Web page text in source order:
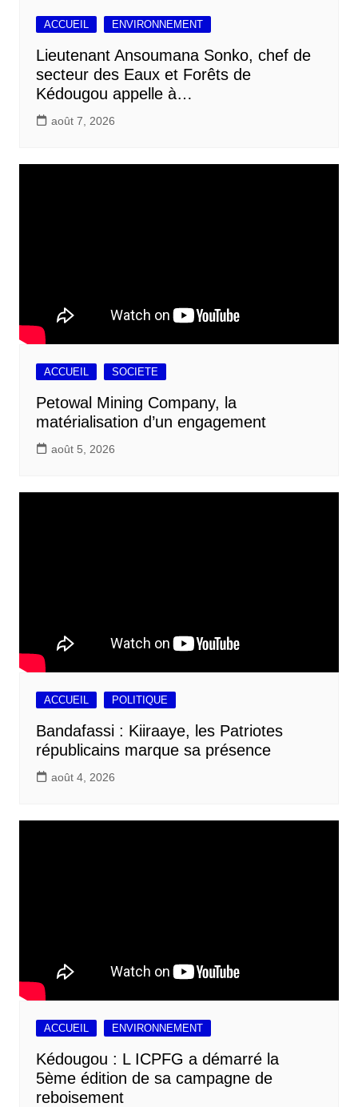
ACCUEIL ENVIRONNEMENT
Lieutenant Ansoumana Sonko, chef de
secteur des Eaux et Forêts de
Kédougou appelle à…
août 7, 2026
ACCUEIL SOCIETE
Petowal Mining Company, la
matérialisation d’un engagement
août 5, 2026
ACCUEIL POLITIQUE
Bandafassi : Kiiraaye, les Patriotes
républicains marque sa présence
août 4, 2026
ACCUEIL ENVIRONNEMENT
Kédougou : L ICPFG a démarré la
5ème édition de sa campagne de
reboisement